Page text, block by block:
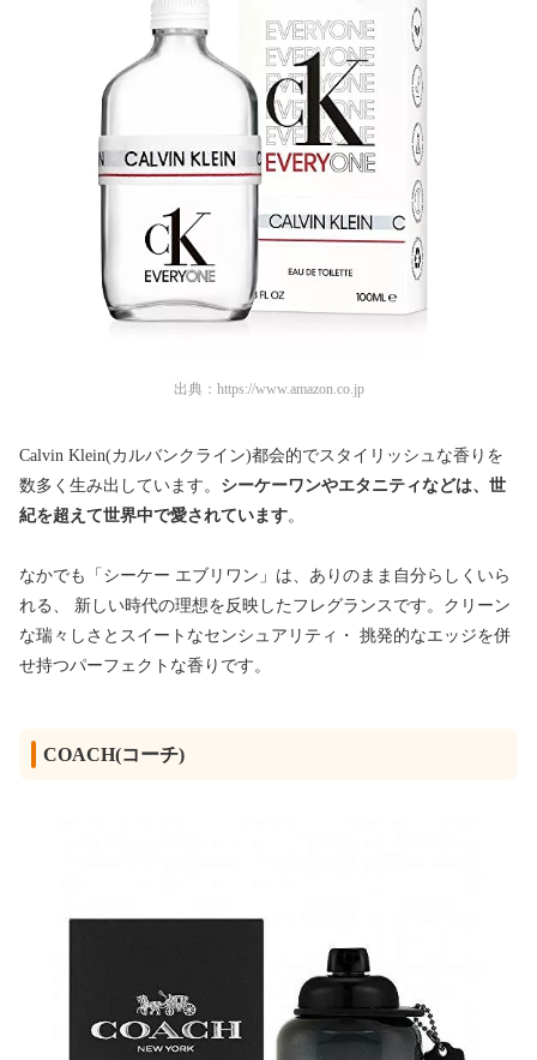
出典： https://www.amazon.co.jp
Calvin Klein(カルバンクライン)都会的でスタイリッシュな香りを
数多く生み出しています。 シーケーワンやエタニティなどは、世
紀を超えて世界中で愛されています。
なかでも「シーケー エブリワン」は、ありのまま自分らしくいら
れる、 新しい時代の理想を反映したフレグランスです。クリーン
な瑞々しさとスイートなセンシュアリティ・ 挑発的なエッジを併
せ持つパーフェクトな香りです。
COACH(コーチ)